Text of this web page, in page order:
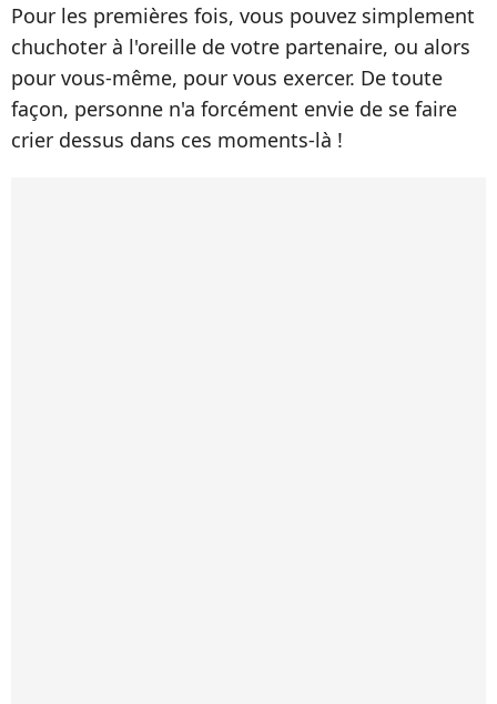
Pour les premières fois, vous pouvez simplement
chuchoter à l'oreille de votre partenaire, ou alors
pour vous-même, pour vous exercer. De toute
façon, personne n'a forcément envie de se faire
crier dessus dans ces moments-là !